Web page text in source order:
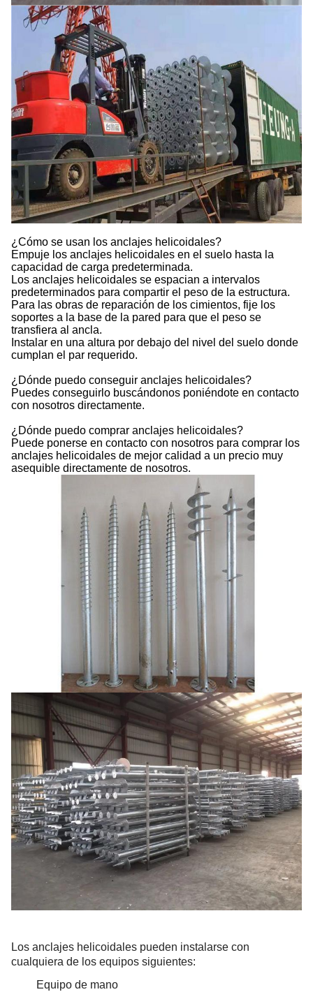
¿Cómo se usan los anclajes helicoidales?
Empuje los anclajes helicoidales en el suelo hasta la
capacidad de carga predeterminada.
Los anclajes helicoidales se espacian a intervalos
predeterminados para compartir el peso de la estructura.
Para las obras de reparación de los cimientos, fije los
soportes a la base de la pared para que el peso se
transfiera al ancla.
Instalar en una altura por debajo del nivel del suelo donde
cumplan el par requerido.
¿Dónde puedo conseguir anclajes helicoidales?
Puedes conseguirlo buscándonos poniéndote en contacto
con nosotros directamente.
¿Dónde puedo comprar anclajes helicoidales?
Puede ponerse en contacto con nosotros para comprar los
anclajes helicoidales de mejor calidad a un precio muy
asequible directamente de nosotros.
Los anclajes helicoidales pueden instalarse con
cualquiera de los equipos siguientes:
Equipo de mano